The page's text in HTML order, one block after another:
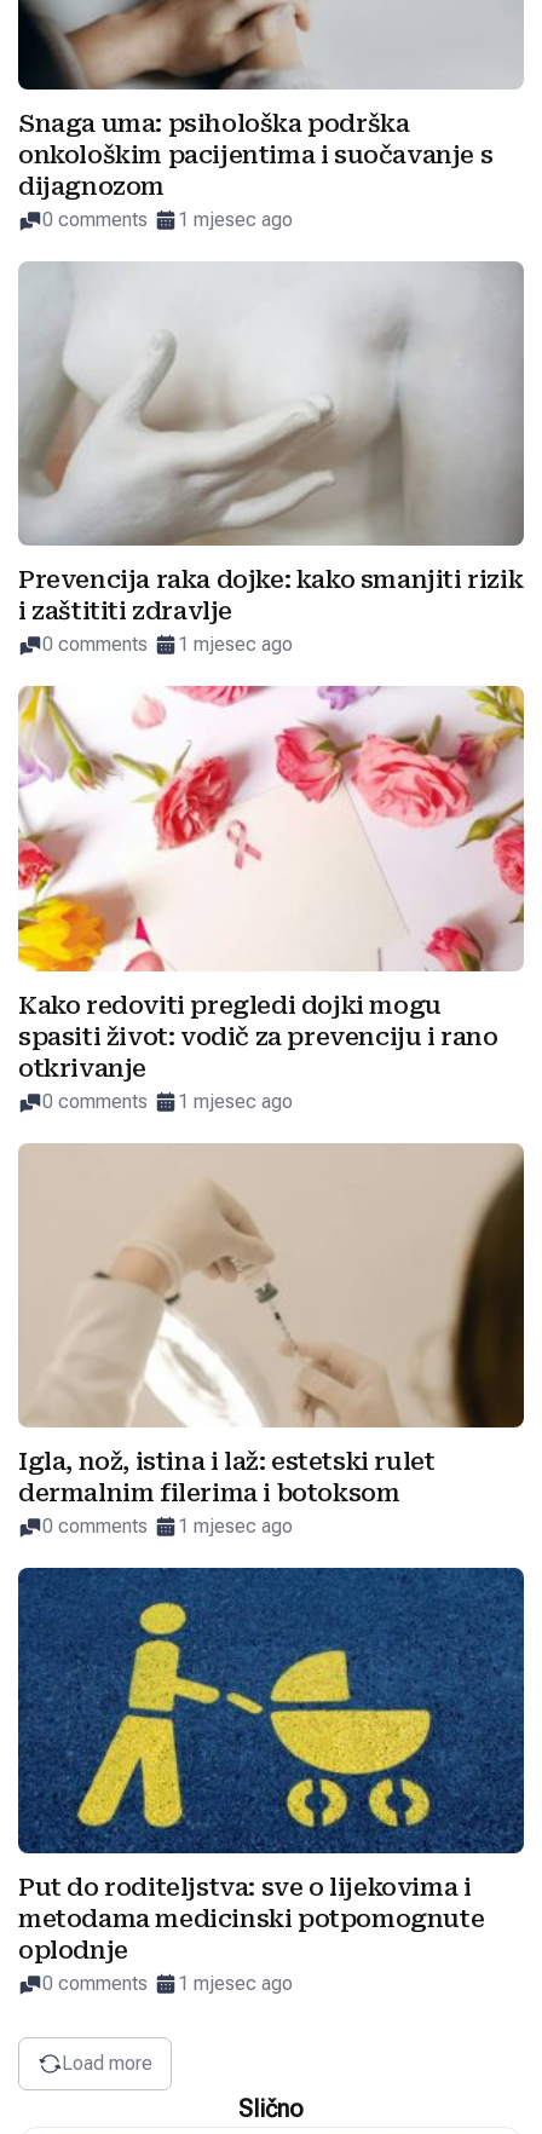
Snaga uma: psihološka podrška
onkološkim pacijentima i suočavanje s
dijagnozom
0 comments 1 mjesec ago
Prevencija raka dojke: kako smanjiti rizik
i zaštititi zdravlje
0 comments 1 mjesec ago
Kako redoviti pregledi dojki mogu
spasiti život: vodič za prevenciju i rano
otkrivanje
0 comments 1 mjesec ago
Igla, nož, istina i laž: estetski rulet
dermalnim filerima i botoksom
0 comments 1 mjesec ago
Put do roditeljstva: sve o lijekovima i
metodama medicinski potpomognute
oplodnje
0 comments 1 mjesec ago
Load more
Slično